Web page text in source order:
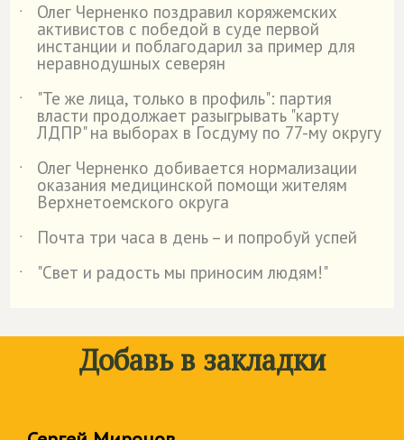
˙ Олег Черненко поздравил коряжемских
активистов с победой в суде первой
инстанции и поблагодарил за пример для
неравнодушных северян
˙
"Те же лица, только в профиль": партия
власти продолжает разыгрывать "карту
ЛДПР" на выборах в Госдуму по 77-му округу
˙
Олег Черненко добивается нормализации
оказания медицинской помощи жителям
Верхнетоемского округа
˙
Почта три часа в день – и попробуй успей
˙
"Свет и радость мы приносим людям!"
Добавь в закладки